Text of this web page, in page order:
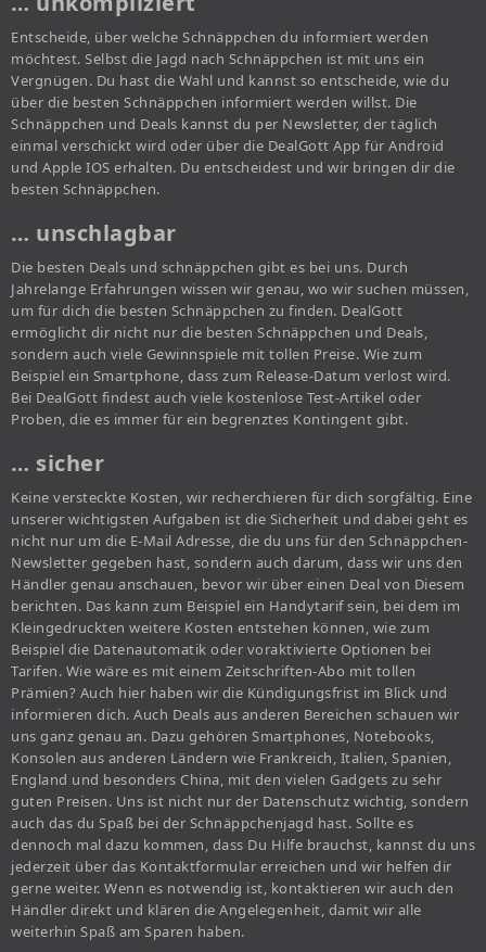
Entscheide, über welche Schnäppchen du informiert werden
möchtest. Selbst die Jagd nach Schnäppchen ist mit uns ein
Vergnügen. Du hast die Wahl und kannst so entscheide, wie du
über die besten Schnäppchen informiert werden willst. Die
Schnäppchen und Deals kannst du per Newsletter, der täglich
einmal verschickt wird oder über die DealGott App für Android
und Apple IOS erhalten. Du entscheidest und wir bringen dir die
besten Schnäppchen.
… unschlagbar
Die besten Deals und schnäppchen gibt es bei uns. Durch
Jahrelange Erfahrungen wissen wir genau, wo wir suchen müssen,
um für dich die besten Schnäppchen zu finden. DealGott
ermöglicht dir nicht nur die besten Schnäppchen und Deals,
sondern auch viele Gewinnspiele mit tollen Preise. Wie zum
Beispiel ein Smartphone, dass zum Release-Datum verlost wird.
Bei DealGott findest auch viele kostenlose Test-Artikel oder
Proben, die es immer für ein begrenztes Kontingent gibt.
… sicher
Keine versteckte Kosten, wir recherchieren für dich sorgfältig. Eine
unserer wichtigsten Aufgaben ist die Sicherheit und dabei geht es
nicht nur um die E-Mail Adresse, die du uns für den Schnäppchen-
Newsletter gegeben hast, sondern auch darum, dass wir uns den
Händler genau anschauen, bevor wir über einen Deal von Diesem
berichten. Das kann zum Beispiel ein Handytarif sein, bei dem im
Kleingedruckten weitere Kosten entstehen können, wie zum
Beispiel die Datenautomatik oder voraktivierte Optionen bei
Tarifen. Wie wäre es mit einem Zeitschriften-Abo mit tollen
Prämien? Auch hier haben wir die Kündigungsfrist im Blick und
informieren dich. Auch Deals aus anderen Bereichen schauen wir
uns ganz genau an. Dazu gehören Smartphones, Notebooks,
Konsolen aus anderen Ländern wie Frankreich, Italien, Spanien,
England und besonders China, mit den vielen Gadgets zu sehr
guten Preisen. Uns ist nicht nur der Datenschutz wichtig, sondern
auch das du Spaß bei der Schnäppchenjagd hast. Sollte es
dennoch mal dazu kommen, dass Du Hilfe brauchst, kannst du uns
jederzeit über das Kontaktformular erreichen und wir helfen dir
gerne weiter. Wenn es notwendig ist, kontaktieren wir auch den
Händler direkt und klären die Angelegenheit, damit wir alle
weiterhin Spaß am Sparen haben.